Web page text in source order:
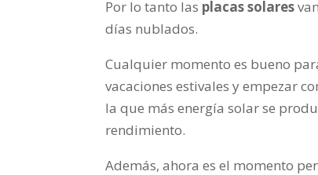
Por lo tanto las placas solares
días nublados.
Cualquier momento es bueno
vacaciones estivales y empezar
la que más energía solar se
rendimiento.
Además, ahora es el momento